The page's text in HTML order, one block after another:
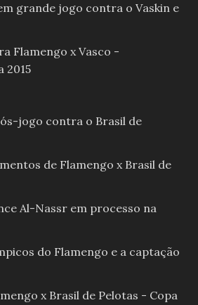
grande jogo contra o Vaskin e
Flamengo x Vasco -
2015
jogo contra o Brasil de
de Flamengo x Brasil de
Al-Nassr em processo na
do Flamengo e a captação
x Brasil de Pelotas - Copa